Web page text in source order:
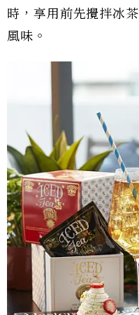
時，享用前先攪拌冰
風味。